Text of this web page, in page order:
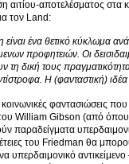
αιτίου-αποτελέσματος
τον Land:
ένα θετικό κύκλωμα
προφητειών. Οι
τη δική τους
Η (φανταστική)
κοινωνικές φαντασιώσεις
William Gibson (από όπου
παραδείγματα
του Friedman θα
υπερδαιμονικό